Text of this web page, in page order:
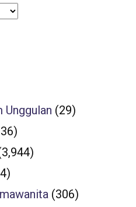
Unggulan (29)
(306)